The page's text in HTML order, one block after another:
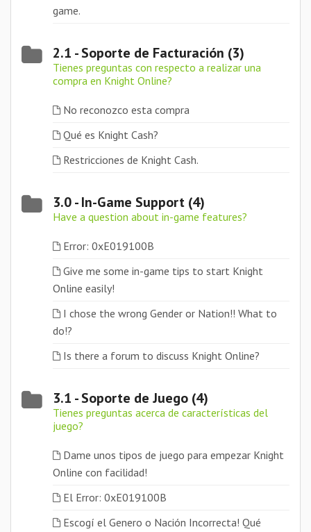
game.
2.1 - Soporte de Facturación (3)
Tienes preguntas con respecto a realizar una
compra en Knight Online?
No reconozco esta compra
Qué es Knight Cash?
Restricciones de Knight Cash.
3.0 - In-Game Support (4)
Have a question about in-game features?
Error: 0xE019100B
Give me some in-game tips to start Knight
Online easily!
I chose the wrong Gender or Nation!! What to
do!?
Is there a forum to discuss Knight Online?
3.1 - Soporte de Juego (4)
Tienes preguntas acerca de características del
juego?
Dame unos tipos de juego para empezar Knight
Online con facilidad!
El Error: 0xE019100B
Escogí el Genero o Nación Incorrecta! Qué